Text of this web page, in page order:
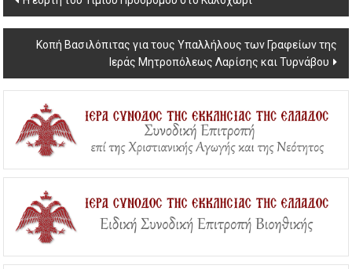
navigation
Κοπή Βασιλόπιτας για τους Υπαλλήλους των Γραφείων της
Ιεράς Μητροπόλεως Λαρίσης και Τυρνάβου